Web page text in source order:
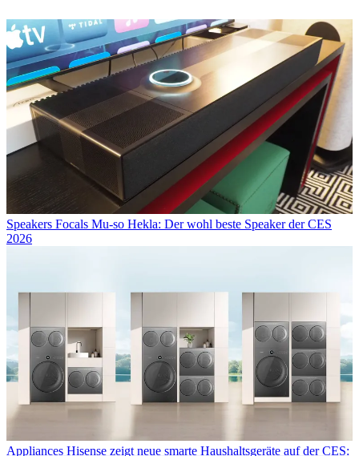
Speakers Focals Mu-so Hekla: Der wohl beste Speaker der CES
2026
Appliances Hisense zeigt neue smarte Haushaltsgeräte auf der CES: